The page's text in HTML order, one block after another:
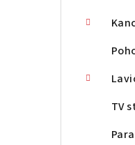
TV